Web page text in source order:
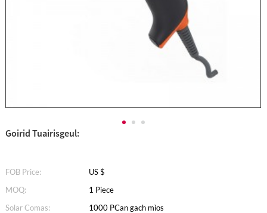
Goirid Tuairisgeul:
FOB Price:
US $
MOQ:
1 Piece
Solar Comas:
1000 PCan gach mìos